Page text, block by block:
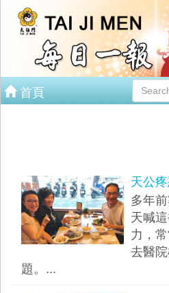
首頁
天公
多年
天喊
力，
去醫
題。...